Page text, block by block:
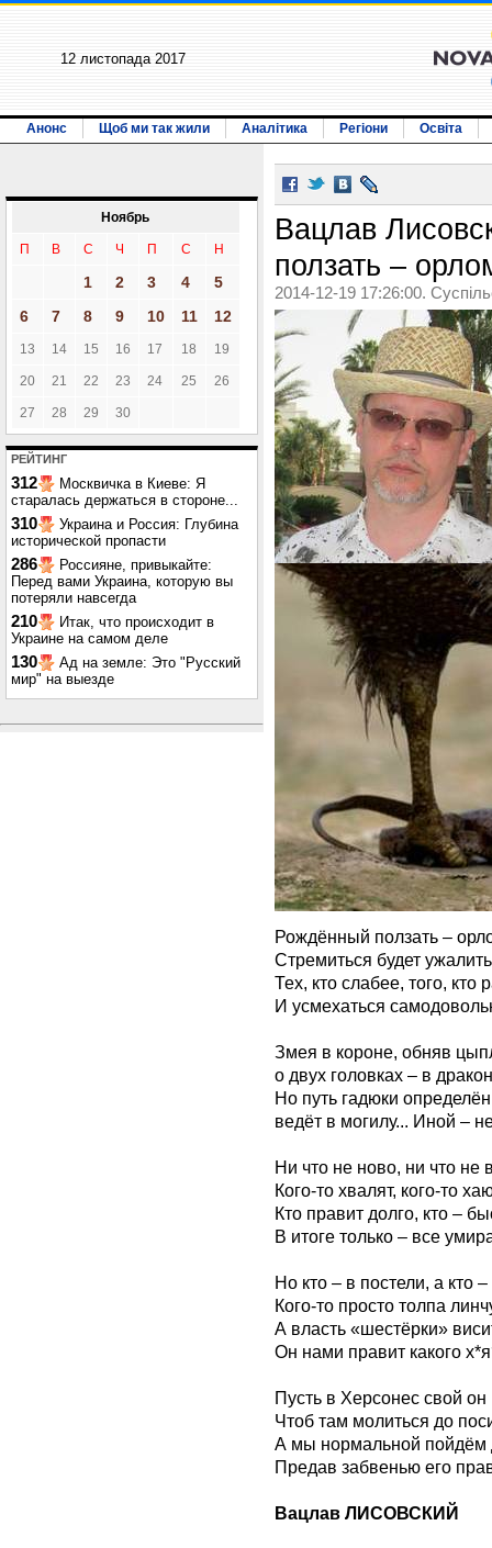
12 листопада 2017
Анонс Щоб ми так жили Аналітика Регіони Освіта
Ноябрь
П В С Ч П С Н
1 2 3 4
5
6
7 8 9 10 11 12
13 14 15 16 17 18 19
20 21 22 23 24 25 26
27 28 29 30
РЕЙТИНГ
312
Москвичка в Киеве: Я
старалась держаться в стороне...
310
Украина и Россия: Глубина
исторической пропасти
286
Россияне, привыкайте:
Перед вами Украина, которую вы
потеряли навсегда
210
Итак, что происходит в
Украине на самом деле
130
Ад на земле: Это "Русский
мир" на выезде
Вацлав
ползать –
2014-12-19 17:26:00.
Рождённый ползать –
Стремиться будет
Тех, кто слабее, того, кто
И усмехаться
Змея в короне, обняв
о двух головках – в
Но путь гадюки
ведёт в могилу... Иной –
Ни что не ново, ни что не
Кого-то хвалят, кого-то
Кто правит долго, кто –
В итоге только – все
Но кто – в постели, а кто
Кого-то просто толпа
А власть «шестёрки»
Он нами правит какого
Пусть в Херсонес свой он
Чтоб там молиться до
А мы нормальной пойдём
Предав забвенью его
Вацлав ЛИСОВСКИЙ